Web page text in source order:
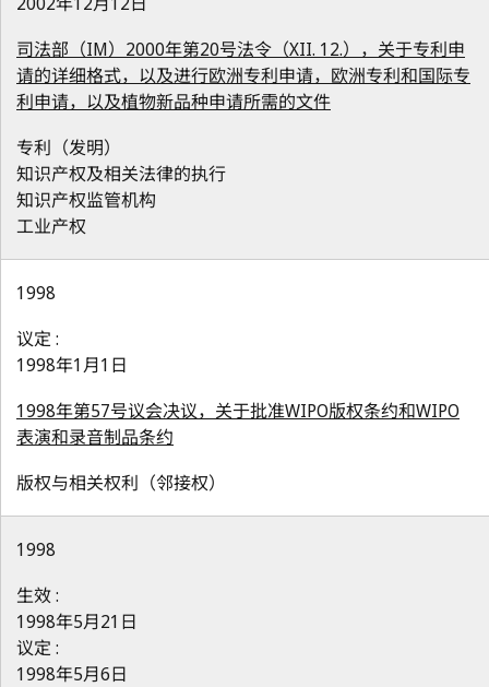
司法部（IM）2000年第20号法令（XII. 12.），关于专利申
请的详细格式，以及进行欧洲专利申请，欧洲专利和国际专
利申请，以及植物新品种申请所需的文件
专利（发明）
知识产权及相关法律的执行
知识产权监管机构
工业产权
1998
议定 :
1998年1月1日
1998年第57号议会决议，关于批准WIPO版权条约和WIPO
表演和录音制品条约
版权与相关权利（邻接权）
1998
生效 :
1998年5月21日
议定 :
1998年5月6日